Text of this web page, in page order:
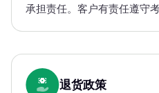
承担责任。客户有责任遵守
退货政策